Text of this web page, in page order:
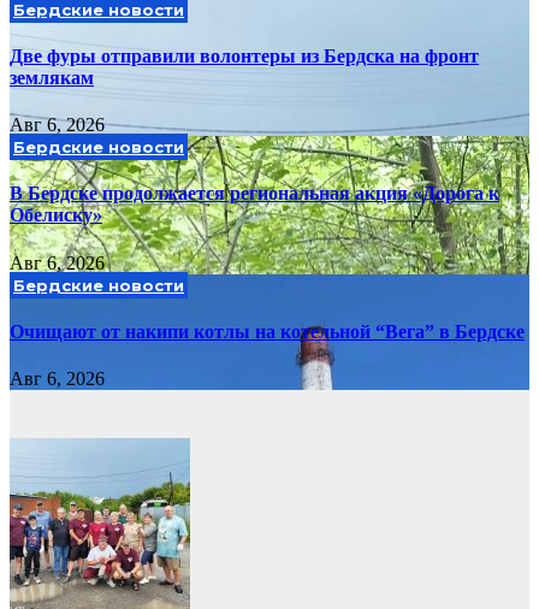
Бердские новости
Две фуры отправили волонтеры из Бердска на фронт
землякам
Авг 6, 2026
Бердские новости
В Бердске продолжается региональная акция «Дорога к
Обелиску»
Авг 6, 2026
Бердские новости
Очищают от накипи котлы на котельной “Вега” в Бердске
Авг 6, 2026